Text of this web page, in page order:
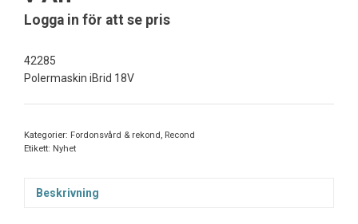
Logga in för att se pris
42285
Polermaskin iBrid 18V
Kategorier: Fordonsvård & rekond , Recond
Etikett: Nyhet
Beskrivning